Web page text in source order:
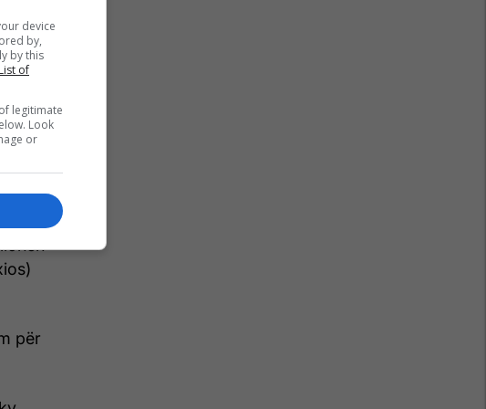
për
device
by,
by this
List of
legitimate
Look
or